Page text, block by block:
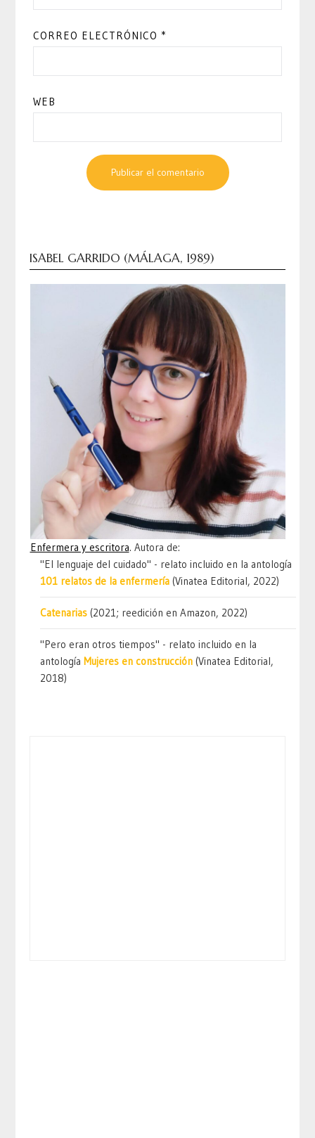
CORREO ELECTRÓNICO *
WEB
ISABEL GARRIDO (MÁLAGA, 1989)
Enfermera y escritora. Autora de:
"El lenguaje del cuidado" - relato incluido en la antología
101 relatos de la enfermería (Vinatea Editorial, 2022)
Catenarias (2021; reedición en Amazon, 2022)
"Pero eran otros tiempos" - relato incluido en la
antología Mujeres en construcción (Vinatea Editorial,
2018)